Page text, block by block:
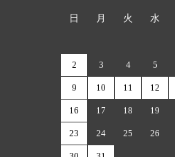
日 月 火 水
2 3 4 5
9 10 11 12
16 17 18 19
23 24 25 26